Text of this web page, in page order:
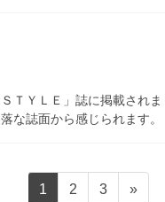
ＴＹＬＥ」誌に掲載され
な誌面から感じられます。
固
1
固
2
固
3 »